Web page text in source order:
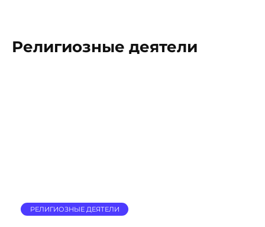
Религиозные деятели
РЕЛИГИОЗНЫЕ ДЕЯТЕЛИ